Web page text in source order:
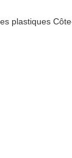
plastiques